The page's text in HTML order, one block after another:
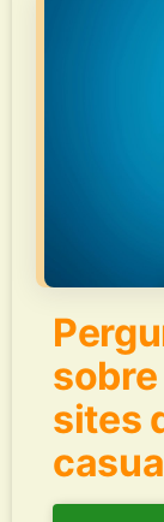
sites